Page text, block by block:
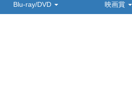
Blu-ray/DVD 映画賞